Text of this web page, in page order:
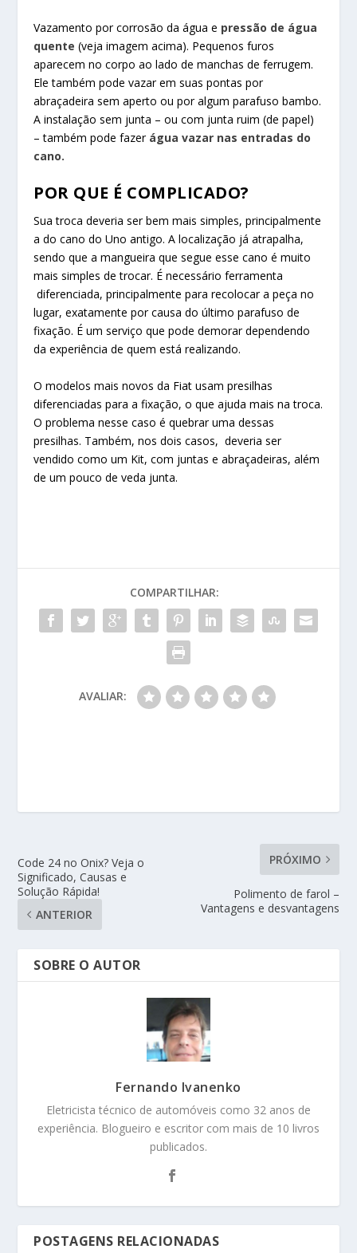
Vazamento por corrosão da água e pressão de água
quente (veja imagem acima). Pequenos furos
aparecem no corpo ao lado de manchas de ferrugem.
Ele também pode vazar em suas pontas por
abraçadeira sem aperto ou por algum parafuso bambo.
A instalação sem junta – ou com junta ruim (de papel)
– também pode fazer água vazar nas entradas do
cano.
POR QUE É COMPLICADO?
Sua troca deveria ser bem mais simples, principalmente
a do cano do Uno antigo. A localização já atrapalha,
sendo que a mangueira que segue esse cano é muito
mais simples de trocar. É necessário ferramenta
diferenciada, principalmente para recolocar a peça no
lugar, exatamente por causa do último parafuso de
fixação. É um serviço que pode demorar dependendo
da experiência de quem está realizando.
O modelos mais novos da Fiat usam presilhas
diferenciadas para a fixação, o que ajuda mais na troca.
O problema nesse caso é quebrar uma dessas
presilhas. Também, nos dois casos, deveria ser
vendido como um Kit, com juntas e abraçadeiras, além
de um pouco de veda junta.
COMPARTILHAR:
AVALIAR:
Code 24 no Onix? Veja o
Significado, Causas e
Solução Rápida!
ANTERIOR
PRÓXIMO
Polimento de farol –
Vantagens e desvantagens
SOBRE O AUTOR
Fernando Ivanenko
Eletricista técnico de automóveis como 32 anos de
experiência. Blogueiro e escritor com mais de 10 livros
publicados.
POSTAGENS RELACIONADAS